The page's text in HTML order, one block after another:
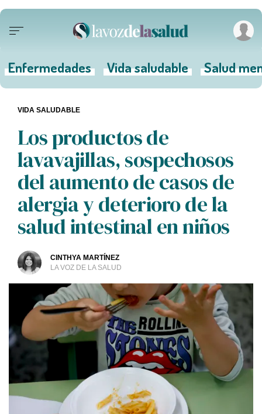
Enfermedades Vida saludable Salud
Los productos de
lavavajillas, sospechosos
del aumento de casos de
alergia y deterioro de la
salud intestinal en niños
CINTHYA MARTÍNEZ
LA VOZ DE LA SALUD
VIDA SALUDABLE